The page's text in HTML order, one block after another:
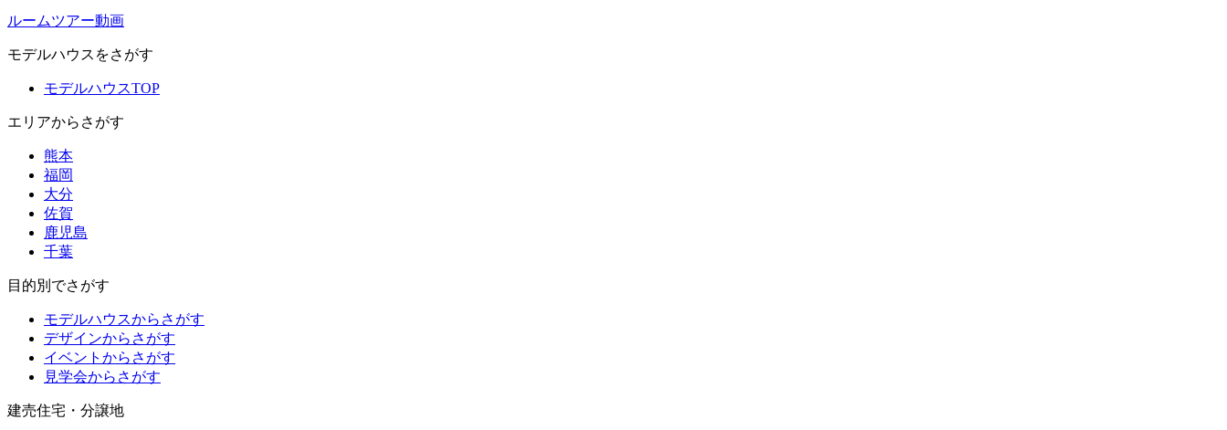
ルームツアー動画
モデルハウスをさがす
モデルハウスTOP
エリアからさがす
熊本
福岡
大分
佐賀
鹿児島
千葉
目的別でさがす
モデルハウスからさがす
デザインからさがす
イベントからさがす
見学会からさがす
建売住宅・分譲地